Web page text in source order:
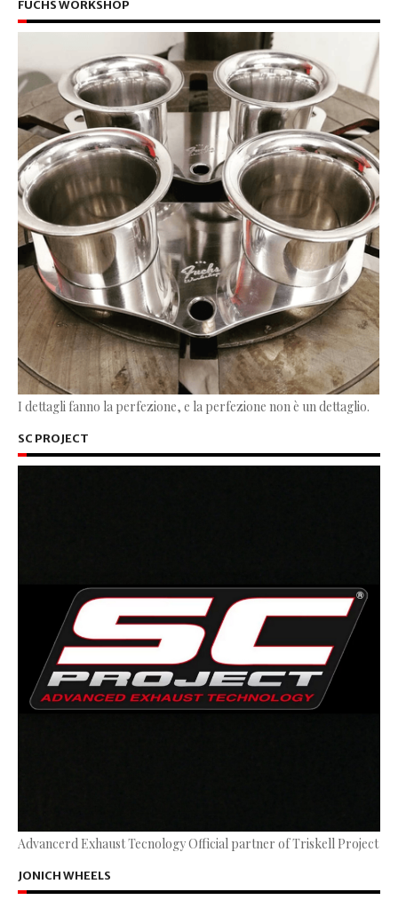
FUCHS WORKSHOP
I dettagli fanno la perfezione, e la perfezione non è un dettaglio.
SC PROJECT
Advancerd Exhaust Tecnology Official partner of Triskell Project
JONICH WHEELS